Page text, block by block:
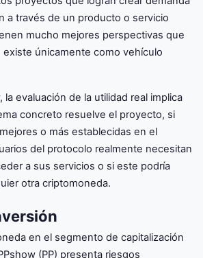
a través de un producto o servicio
mucho mejores perspectivas que
únicamente como vehículo
la evaluación de la utilidad real implica
concreto resuelve el proyecto, si
o más establecidas en el
del protocolo realmente necesitan
a sus servicios o si este podría
otra criptomoneda.
en el segmento de capitalización
(PP) presenta riesgos